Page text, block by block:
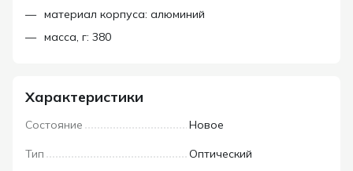
материал корпуса: алюминий
масса, г: 380
Характеристики
Состояние Новое
Тип Оптический